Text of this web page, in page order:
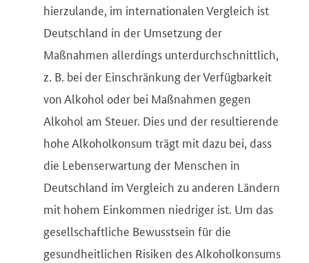
hierzulande, im internationalen Vergleich ist
Deutschland in der Umsetzung der
Maßnahmen allerdings unterdurchschnittlich,
z. B. bei der Einschränkung der Verfügbarkeit
von Alkohol oder bei Maßnahmen gegen
Alkohol am Steuer. Dies und der resultierende
hohe Alkoholkonsum trägt mit dazu bei, dass
die Lebenserwartung der Menschen in
Deutschland im Vergleich zu anderen Ländern
mit hohem Einkommen niedriger ist. Um das
gesellschaftliche Bewusstsein für die
gesundheitlichen Risiken des Alkoholkonsums